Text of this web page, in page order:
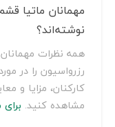
مهمانان ماتیا
نوشته‌اند؟
همه نظرات
رزرواسیون را در
کارکنان، مزایا و
مشاهده کنید.